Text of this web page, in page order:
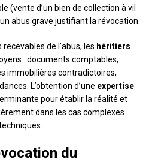
(vente d’un bien de collection à vil
abus grave justifiant la révocation.
de l’abus, les héritiers
: documents comptables,
immobilières contradictoires,
L’obtention d’une expertise
pour établir la réalité et
dans les cas complexes
du